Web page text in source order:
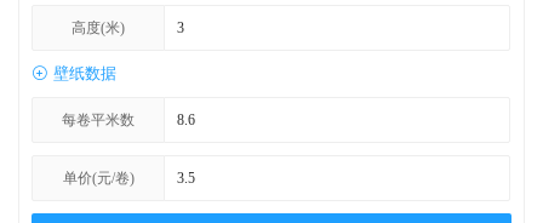
高度(米)
壁纸数据
每卷平米数
单价(元/卷)